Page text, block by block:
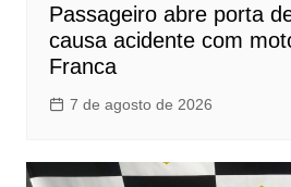
Passageiro abre porta
causa acidente com
Franca
7 de agosto de 2026